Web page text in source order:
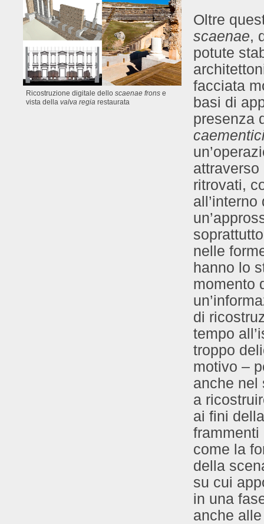
Ricostruzione digitale delloscaenae frons e
vista dellavalva regiarestaurata
Oltre
scaenae,
potute
facciata
basi di
presenza
ritrovati,
nelle
hanno lo
momento
di
tempo
troppo
motivo –
anche nel
a
ai fini
come la
della
su cui
in una
anche